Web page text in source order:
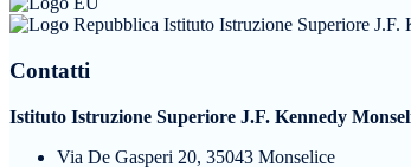
Istituto Istruzione Superiore J.F.
Contatti
Istituto Istruzione Superiore J.F. Kennedy
Via De Gasperi 20, 35043 Monselice